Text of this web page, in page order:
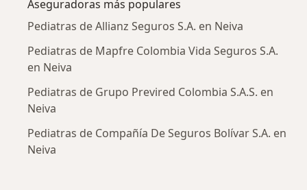
Aseguradoras más populares
Pediatras de Allianz Seguros S.A. en Neiva
Pediatras de Mapfre Colombia Vida Seguros S.A.
en Neiva
Pediatras de Grupo Previred Colombia S.A.S. en
Neiva
Pediatras de Compañía De Seguros Bolívar S.A. en
Neiva